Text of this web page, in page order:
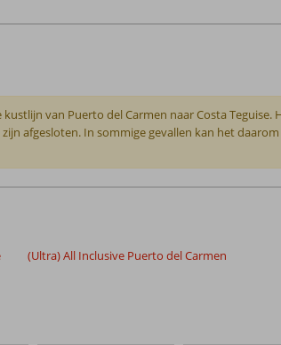
van Puerto del Carmen naar Costa
afgesloten. In sommige gevallen kan het
(Ultra) All Inclusive Puerto del Carmen